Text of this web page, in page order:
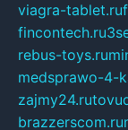
viagra-tablet.ru
fincontech.ru
rebus-toys.ru
medsprawo-4-
zajmy24.ru
brazzerscom.ru